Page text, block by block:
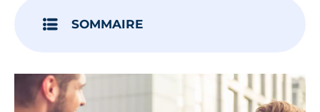
SOMMAIRE